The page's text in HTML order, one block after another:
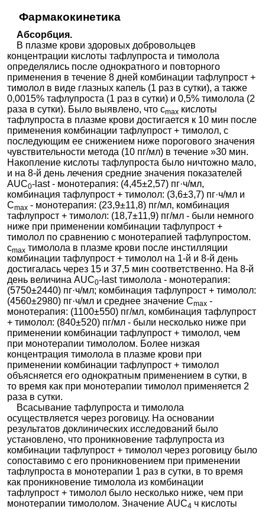
Фармакокинетика
Абсорбция.
В плазме крови здоровых добровольцев
концентрации кислоты тафлупроста и тимолола
определялись после однократного и повторного
применения в течение 8 дней комбинации тафлупрост +
тимолол в виде глазных капель (1 раз в сутки), а также
0,0015% тафлупроста (1 раз в сутки) и 0,5% тимолола (2
раза в сутки). Было выявлено, что сmax кислоты
тафлупроста в плазме крови достигается к 10 мин после
применения комбинации тафлупрост + тимолол, с
последующим ее снижением ниже порогового значения
чувствительности метода (10 пг/мл) в течение »30 мин.
Накопление кислоты тафлупроста было ничтожно мало,
и на 8-й день лечения средние значения показателей
AUC0-last - монотерапия: (4,45±2,57) пг·ч/мл,
комбинация тафлупрост + тимолол: (3,6±3,7) пг·ч/мл и
Сmax - монотерапия: (23,9±11,8) пг/мл, комбинация
тафлупрост + тимолол: (18,7±11,9) пг/мл - были немного
ниже при применении комбинации тафлупрост +
тимолол по сравнению с монотерапией тафлупростом.
сmax тимолола в плазме крови после инстилляции
комбинации тафлупрост + тимолол на 1-й и 8-й день
достигалась через 15 и 37,5 мин соответственно. На 8-й
день величина AUC0-last тимолола - монотерапия:
(5750±2440) пг·ч/мл; комбинация тафлупрост + тимолол:
(4560±2980) пг·ч/мл и среднее значение Сmax -
монотерапия: (1100±550) пг/мл, комбинация тафлупрост
+ тимолол: (840±520) пг/мл - были несколько ниже при
применении комбинации тафлупрост + тимолол, чем
при монотерапии тимололом. Более низкая
концентрация тимолола в плазме крови при
применении комбинации тафлупрост + тимолол
объясняется его однократным применением в сутки, в
то время как при монотерапии тимолол применяется 2
раза в сутки.
Всасывание тафлупроста и тимолола
осуществляется через роговицу. На основании
результатов доклинических исследований было
установлено, что проникновение тафлупроста из
комбинации тафлупрост + тимолол через роговицу было
сопоставимо с его проникновением при применении
тафлупроста в монотерапии 1 раз в сутки, в то время
как проникновение тимолола из комбинации
тафлупрост + тимолол было несколько ниже, чем при
монотерапии тимололом. Значение AUC4 ч кислоты